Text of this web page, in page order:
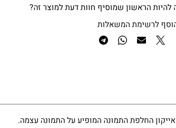
להיות הראשון שמוסיף חוות דעת למוצר זה?
לרשימת המשאלות
החלפת התמונה המופיע על התמונה עצמה.